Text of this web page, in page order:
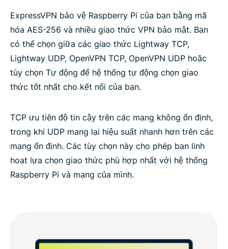
ExpressVPN bảo vệ Raspberry Pi của bạn bằng mã
hóa AES-256 và nhiều giao thức VPN bảo mật. Bạn
có thể chọn giữa các giao thức Lightway TCP,
Lightway UDP, OpenVPN TCP, OpenVPN UDP hoặc
tùy chọn Tự động để hệ thống tự động chọn giao
thức tốt nhất cho kết nối của bạn.
TCP ưu tiên độ tin cậy trên các mạng không ổn định,
trong khi UDP mang lại hiệu suất nhanh hơn trên các
mạng ổn định. Các tùy chọn này cho phép bạn linh
hoạt lựa chọn giao thức phù hợp nhất với hệ thống
Raspberry Pi và mạng của mình.